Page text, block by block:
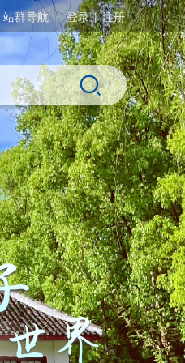
站群导航 登录|注册